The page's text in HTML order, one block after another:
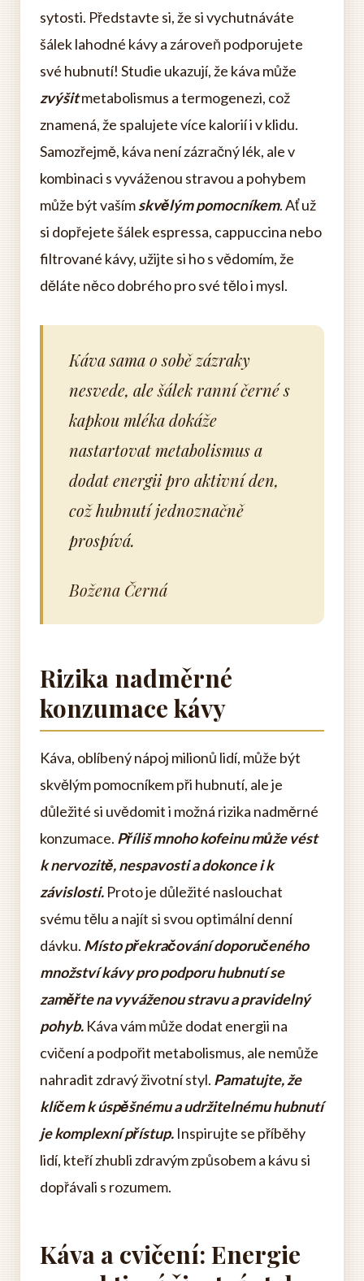
sytosti. Představte si, že si vychutnáváte
šálek lahodné kávy a zároveň podporujete
své hubnutí! Studie ukazují, že káva může
zvýšitmetabolismus a termogenezi, což
znamená, že spalujete více kalorií i v klidu.
Samozřejmě, káva není zázračný lék, ale v
kombinaci s vyváženou stravou a pohybem
může být vašímskvělým pomocníkem. Ať už
si dopřejete šálek espressa, cappuccina nebo
filtrované kávy, užijte si ho s vědomím, že
děláte něco dobrého pro své tělo i mysl.
Káva sama o sobě zázraky
nesvede, ale šálek ranní černé s
kapkou mléka dokáže
nastartovat metabolismus a
dodat energii pro aktivní den,
což hubnutí jednoznačně
prospívá.
Božena Černá
Rizika nadměrné
konzumace kávy
Káva, oblíbený nápoj milionů lidí, může být
skvělým pomocníkem při hubnutí, ale je
důležité si uvědomit i možná rizika nadměrné
konzumace. Příliš mnoho kofeinu může vést
k nervozitě, nespavosti a dokonce i k
závislosti. Proto je důležité naslouchat
svému tělu a najít si svou optimální denní
dávku. Místo překračování doporučeného
množství kávy pro podporu hubnutí se
zaměřte na vyváženou stravu a pravidelný
pohyb. Káva vám může dodat energii na
cvičení a podpořit metabolismus, ale nemůže
nahradit zdravý životní styl. Pamatujte, že
klíčem k úspěšnému a udržitelnému hubnutí
je komplexní přístup. Inspirujte se příběhy
lidí, kteří zhubli zdravým způsobem a kávu si
dopřávali s rozumem.
Káva a cvičení: Energie